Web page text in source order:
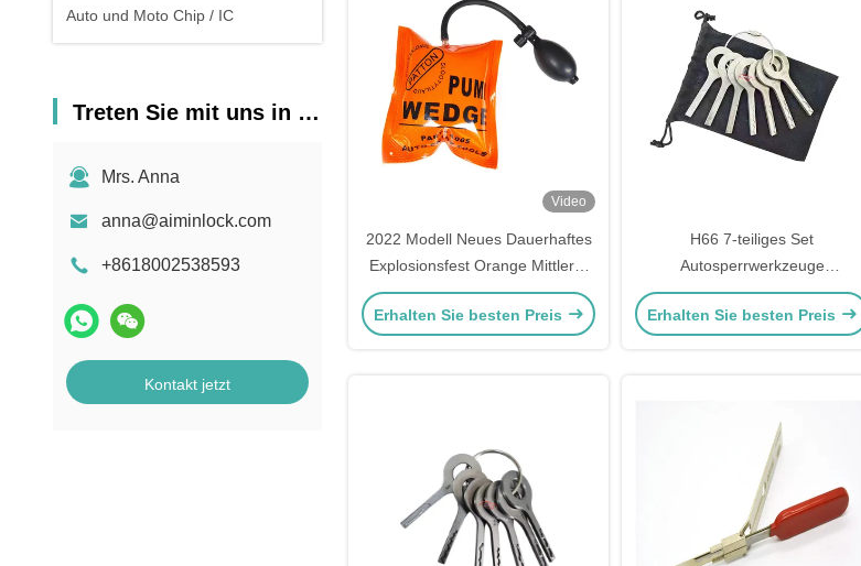
Auto und Moto Chip / IC
Treten Sie mit uns in Verbindung
Mrs. Anna
anna@aiminlock.com
+8618002538593
Kontakt jetzt
Video
2022 Modell Neues Dauerhaftes
Explosionsfest Orange Mittlerer
Airbag ohne Innenplatte Für Auto
Schlosser
Erhalten Sie besten Preis
H66 7-teiliges Set
Autosperrwerkzeuge
Autosperrwerkzeuge zum Öffnen
von Autotüren
Erhalten Sie besten Preis